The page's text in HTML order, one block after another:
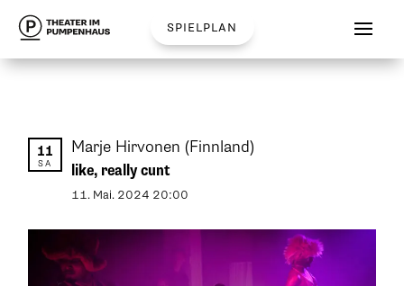
spielplan
11
SA
Marje Hirvonen(Finnland)
like, really cunt
11. Mai. 2024 20:00